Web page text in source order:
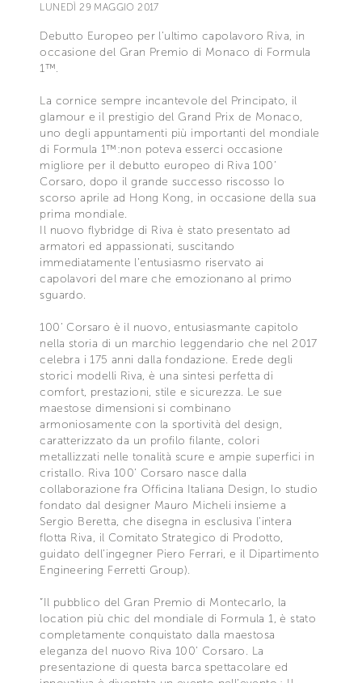
LUNEDÌ 29 MAGGIO 2017
Debutto Europeo per l’ultimo capolavoro Riva, in
occasione del Gran Premio di Monaco di Formula
1™.
La cornice sempre incantevole del Principato, il
glamour e il prestigio del Grand Prix de Monaco,
uno degli appuntamenti più importanti del mondiale
di Formula 1™:non poteva esserci occasione
migliore per il debutto europeo di Riva 100’
Corsaro, dopo il grande successo riscosso lo
scorso aprile ad Hong Kong, in occasione della sua
prima mondiale.
Il nuovo flybridge di Riva è stato presentato ad
armatori ed appassionati, suscitando
immediatamente l’entusiasmo riservato ai
capolavori del mare che emozionano al primo
sguardo.
100’ Corsaro è il nuovo, entusiasmante capitolo
nella storia di un marchio leggendario che nel 2017
celebra i 175 anni dalla fondazione. Erede degli
storici modelli Riva, è una sintesi perfetta di
comfort, prestazioni, stile e sicurezza. Le sue
maestose dimensioni si combinano
armoniosamente con la sportività del design,
caratterizzato da un profilo filante, colori
metallizzati nelle tonalità scure e ampie superfici in
cristallo. Riva 100’ Corsaro nasce dalla
collaborazione fra Officina Italiana Design, lo studio
fondato dal designer Mauro Micheli insieme a
Sergio Beretta, che disegna in esclusiva l’intera
flotta Riva, il Comitato Strategico di Prodotto,
guidato dell’ingegner Piero Ferrari, e il Dipartimento
Engineering Ferretti Group).
“Il pubblico del Gran Premio di Montecarlo, la
location più chic del mondiale di Formula 1, è stato
completamente conquistato dalla maestosa
eleganza del nuovo Riva 100’ Corsaro. La
presentazione di questa barca spettacolare ed